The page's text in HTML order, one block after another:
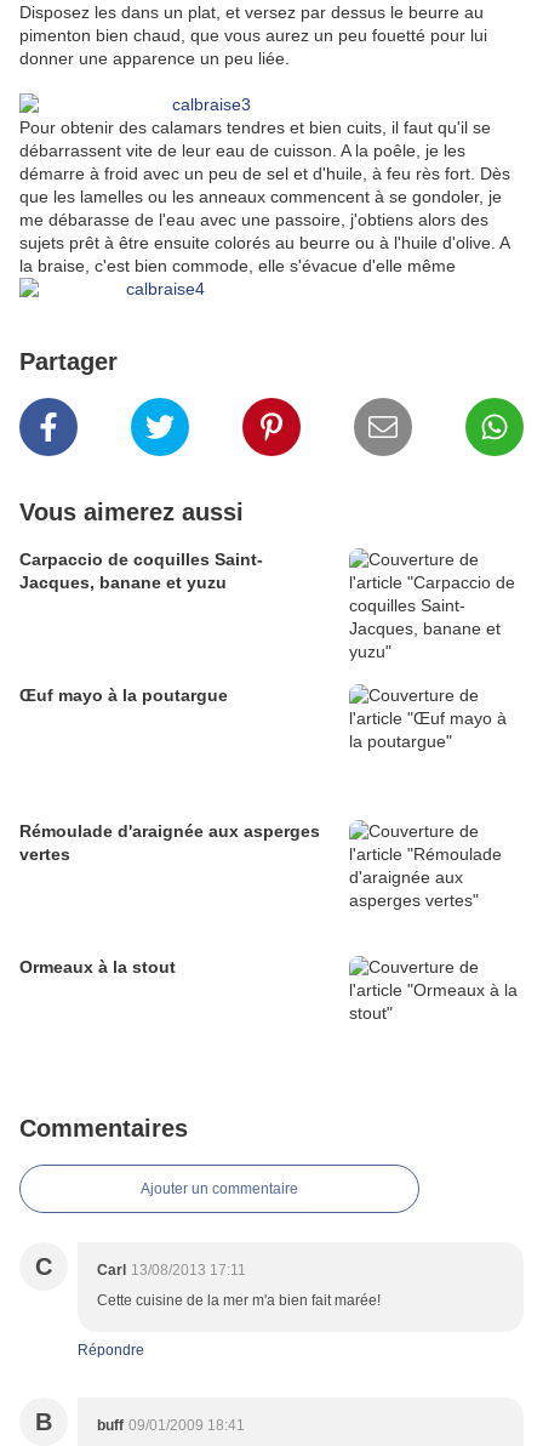
Disposez les dans un plat, et versez par dessus le beurre au
pimenton bien chaud, que vous aurez un peu fouetté pour lui
donner une apparence un peu liée.
Pour obtenir des calamars tendres et bien cuits, il faut qu'il se
débarrassent vite de leur eau de cuisson. A la poêle, je les
démarre à froid avec un peu de sel et d'huile, à feu rès fort. Dès
que les lamelles ou les anneaux commencent à se gondoler, je
me débarasse de l'eau avec une passoire, j'obtiens alors des
sujets prêt à être ensuite colorés au beurre ou à l'huile d'olive. A
la braise, c'est bien commode, elle s'évacue d'elle même
Partager
Vous aimerez aussi
Carpaccio de coquilles Saint-
Jacques, banane et yuzu
Œuf mayo à la poutargue
Rémoulade d'araignée aux asperges
vertes
Ormeaux à la stout
Commentaires
Ajouter un commentaire
C Carl 13/08/2013 17:11
Cette cuisine de la mer m'a bien fait marée!
Répondre
B buff 09/01/2009 18:41